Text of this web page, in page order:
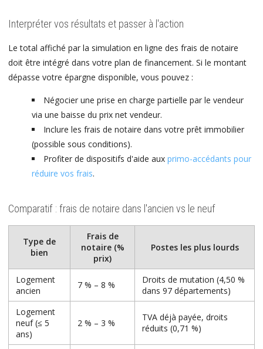
Interpréter vos résultats et passer à l'action
Le total affiché par la simulation en ligne des frais de notaire
doit être intégré dans votre plan de financement. Si le montant
dépasse votre épargne disponible, vous pouvez :
Négocier une prise en charge partielle par le vendeur
via une baisse du prix net vendeur.
Inclure les frais de notaire dans votre prêt immobilier
(possible sous conditions).
Profiter de dispositifs d'aide aux primo-accédants pour
réduire vos frais.
Comparatif : frais de notaire dans l'ancien vs le neuf
Type de
bien
Frais de
notaire (%
prix)
Postes les plus lourds
Logement
ancien
7 % – 8 %
Droits de mutation (4,50 %
dans 97 départements)
Logement
neuf (≤ 5
ans)
2 % – 3 %
TVA déjà payée, droits
réduits (0,71 %)